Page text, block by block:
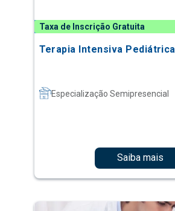
Taxa de Inscrição Gratuita
Terapia Intensiva Pediátrica
Especialização Semipresencial
Saiba mais